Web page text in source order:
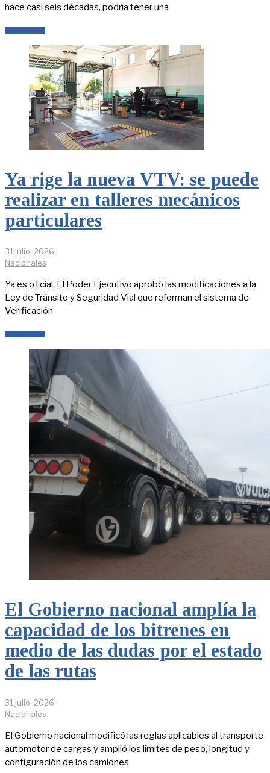
hace casi seis décadas, podría tener una
Ya rige la nueva VTV: se puede
realizar en talleres mecánicos
particulares
31 julio, 2026
Nacionales
Ya es oficial. El Poder Ejecutivo aprobó las modificaciones a la
Ley de Tránsito y Seguridad Vial que reforman el sistema de
Verificación
El Gobierno nacional amplía la
capacidad de los bitrenes en
medio de las dudas por el estado
de las rutas
31 julio, 2026
Nacionales
El Gobierno nacional modificó las reglas aplicables al transporte
automotor de cargas y amplió los límites de peso, longitud y
configuración de los camiones